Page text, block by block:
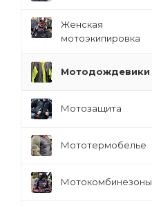
Женская
мотоэкипировка
Мотодождевики
Мотозащита
Мототермобелье
Мотокомбинезоны